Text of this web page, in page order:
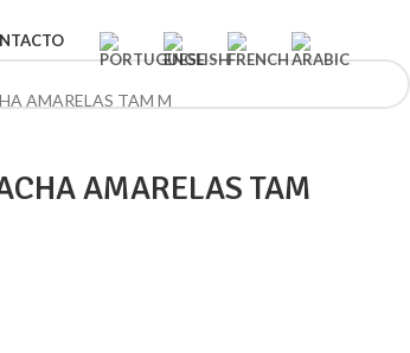
AMARELAS TAM M
AMARELAS TAM